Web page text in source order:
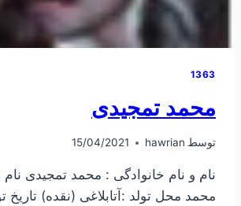
1363
محمد تمجیدی
توسط hawrian
15/04/2021
نام و نام خانوادگی : محمد تمجیدی نام